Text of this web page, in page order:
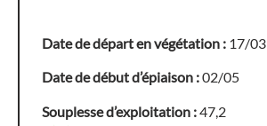
Date de départ en végétation : 17/03
Date de début d’épiaison :02/05
Souplesse d’exploitation :47,2